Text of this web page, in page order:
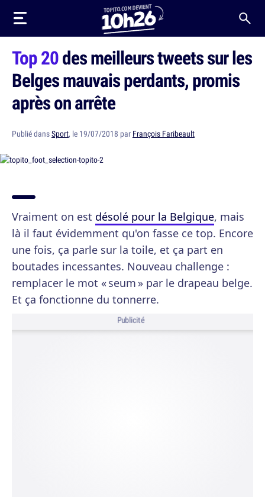
Top 20des meilleurs tweets sur les
Belges mauvais perdants, promis
après on arrête
Publié dansSport, le 19/07/2018 par François Faribeault
Vraiment on est désolé pour la Belgique, mais
là il faut évidemment qu'on fasse ce top. Encore
une fois, ça parle sur la toile, et ça part en
boutades incessantes. Nouveau challenge :
remplacer le mot « seum » par le drapeau belge.
Et ça fonctionne du tonnerre.
Publicité